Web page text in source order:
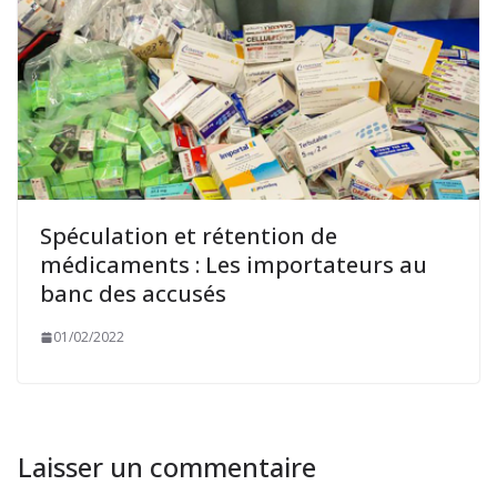
Spéculation et rétention de
médicaments : Les importateurs au
banc des accusés
01/02/2022
Laisser un commentaire